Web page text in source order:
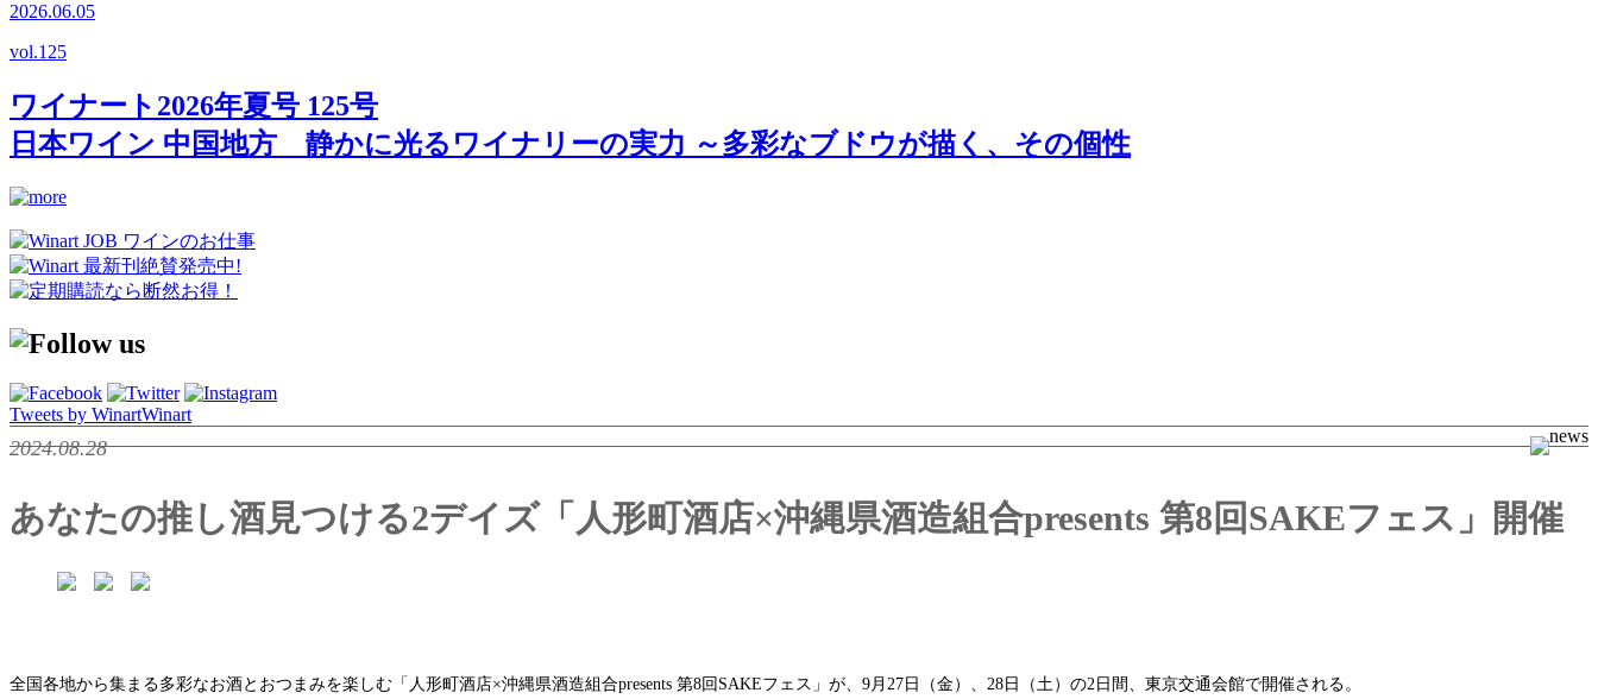
2026.06.05
vol.125
ワイナート2026年夏号 125号
日本ワイン 中国地方 静かに光るワイナリーの実力 ～多彩なブドウが描く、その個性
Tweets by WinartWinart
2024.08.28
あなたの推し酒見つける2デイズ「人形町酒店×沖縄県酒造組合presents 第8回SAKEフェス」開催
全国各地から集まる多彩なお酒とおつまみを楽しむ「人形町酒店×沖縄県酒造組合presents 第8回SAKEフェス」が、9月27日（金）、28日（土）の2日間、東京交通会館で開催される。